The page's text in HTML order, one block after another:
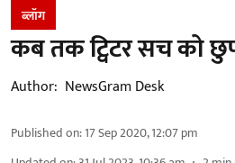
ब्लॉग
कब तक ट्विटर सच को
Author: NewsGram Desk
Published on:17 Sep 2020, 12:07 pm